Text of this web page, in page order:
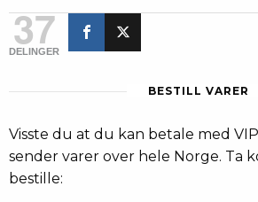
37
DELINGER
BESTILL VARER
Visste du at du kan betale med
sender varer over hele Norge. Ta
bestille: